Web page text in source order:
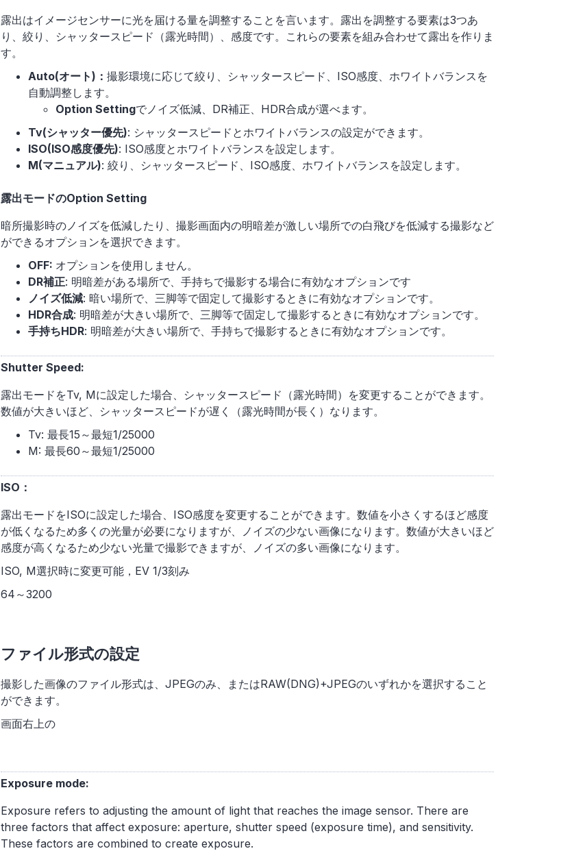
露出はイメージセンサーに光を届ける量を調整することを言います。露出を調整する要素は3つあ
り、絞り、シャッタースピード（露光時間）、感度です。これらの要素を組み合わせて露出を作りま
す。
Auto(オート)： 撮影環境に応じて絞り、シャッタースピード、ISO感度、ホワイトバランスを
自動調整します。
Option Settingでノイズ低減、DR補正、HDR合成が選べます。
Tv(シャッター優先): シャッタースピードとホワイトバランスの設定ができます。
ISO(ISO感度優先): ISO感度とホワイトバランスを設定します。
M(マニュアル): 絞り、シャッタースピード、ISO感度、ホワイトバランスを設定します。
露出モードのOption Setting
暗所撮影時のノイズを低減したり、撮影画面内の明暗差が激しい場所での白飛びを低減する撮影など
ができるオプションを選択できます。
OFF: オプションを使用しません。
DR補正: 明暗差がある場所で、手持ちで撮影する場合に有効なオプションです
ノイズ低減: 暗い場所で、三脚等で固定して撮影するときに有効なオプションです。
HDR合成: 明暗差が大きい場所で、三脚等で固定して撮影するときに有効なオプションです。
手持ちHDR: 明暗差が大きい場所で、手持ちで撮影するときに有効なオプションです。
Shutter Speed:
露出モードをTv, Mに設定した場合、シャッタースピード（露光時間）を変更することができます。
数値が大きいほど、シャッタースピードが遅く（露光時間が長く）なります。
Tv: 最長15～最短1/25000
M: 最長60～最短1/25000
ISO：
露出モードをISOに設定した場合、ISO感度を変更することができます。数値を小さくするほど感度
が低くなるため多くの光量が必要になりますが、ノイズの少ない画像になります。数値が大きいほど
感度が高くなるため少ない光量で撮影できますが、ノイズの多い画像になります。
ISO, M選択時に変更可能，EV 1/3刻み
64～3200
ファイル形式の設定
撮影した画像のファイル形式は、JPEGのみ、またはRAW(DNG)+JPEGのいずれかを選択すること
ができます。
画面右上の
Exposure mode:
Exposure refers to adjusting the amount of light that reaches the image sensor. There are
three factors that affect exposure: aperture, shutter speed (exposure time), and sensitivity.
These factors are combined to create exposure.